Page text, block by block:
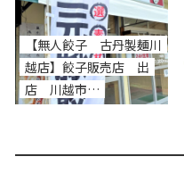
【無人餃子 古丹製麺川
越店】餃子販売店 出
店 川越市…